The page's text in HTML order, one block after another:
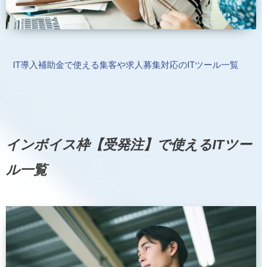
IT導入補助金で使える集客や求人募集対応のITツール一覧
インボイス枠【受発注】で使えるITツー
ル一覧